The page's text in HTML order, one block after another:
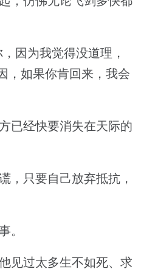
因为我觉得没道理，
，如果你肯回来，我会
已经快要消失在天际的
只要自己放弃抵抗，
。
见过太多生不如死、求